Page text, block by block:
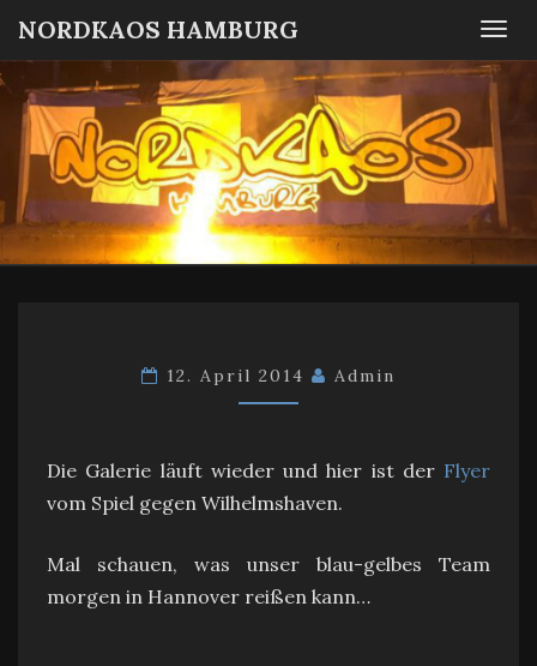
NORDKAOS HAMBURG
Fanszene
SC
Victoria
Hamburg
12. April 2014 Admin
Die Galerie läuft wieder und hier ist der Flyer
vom Spiel gegen Wilhelmshaven.
Mal schauen, was unser blau-gelbes Team
morgen in Hannover reißen kann…